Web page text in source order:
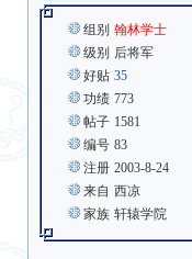
组别 翰林学士
级别 后将军
好贴 35
功绩 773
帖子 1581
编号 83
注册 2003-8-24
来自 西凉
家族 轩辕学院